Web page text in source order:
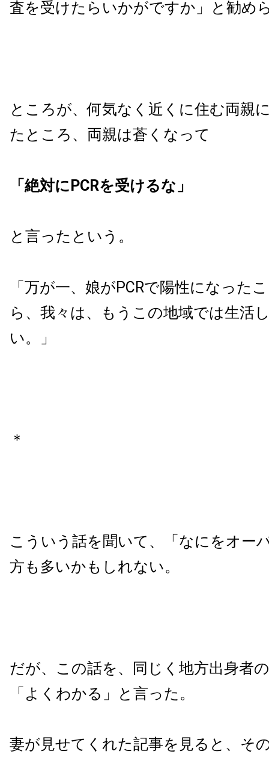
査を受けたらいかがですか」と勧め
ところが、何気なく近くに住む両親
たところ、両親は蒼くなって
「絶対にPCRを受けるな」
と言ったという。
「万が一、娘がPCRで陽性になった
ら、我々は、もうこの地域では生活
い。」
＊
こういう話を聞いて、「なにをオー
方も多いかもしれない。
だが、この話を、同じく地方出身者
「よくわかる」と言った。
妻が見せてくれた記事を見ると、そ